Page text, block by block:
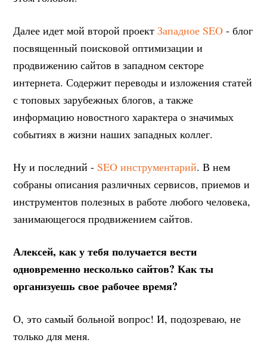
Далее идет мой второй проект Западное SEO - блог
посвященный поисковой оптимизации и
продвижению сайтов в западном секторе
интернета. Содержит переводы и изложения статей
с топовых зарубежных блогов, а также
информацию новостного характера о значимых
событиях в жизни наших западных коллег.
Ну и последний -SEO инструментарий. В нем
собраны описания различных сервисов, приемов и
инструментов полезных в работе любого человека,
занимающегося продвижением сайтов.
Алексей, как у тебя получается вести
одновременно несколько сайтов? Как ты
организуешь свое рабочее время?
О, это самый больной вопрос! И, подозреваю, не
только для меня.